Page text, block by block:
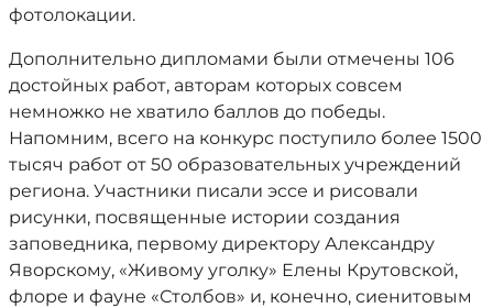
фотолокации.
Дополнительно дипломами были отмечены 106
достойных работ, авторам которых совсем
немножко не хватило баллов до победы.
Напомним, всего на конкурс поступило более 1500
тысяч работ от 50 образовательных учреждений
региона. Участники писали эссе и рисовали
рисунки, посвященные истории создания
заповедника, первому директору Александру
Яворскому, «Живому уголку» Елены Крутовской,
флоре и фауне «Столбов» и, конечно, сиенитовым